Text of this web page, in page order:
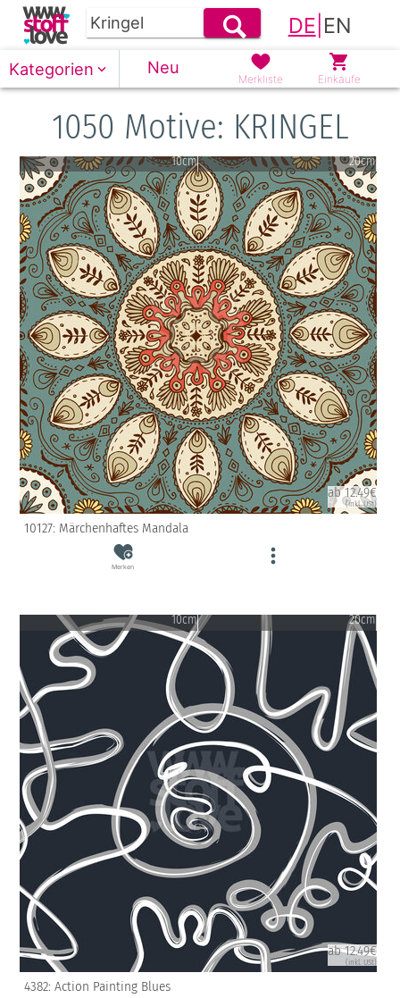
DE EN
Kategorien Neu
Merkliste Einkäufe
1050 Motive: KRINGEL
10cm 20cm
ab 12.49€
(inkl. USt)
10127: Märchenhaftes Mandala
Merken
10cm 20cm
ab 12.49€
(inkl. USt)
4382: Action Painting Blues